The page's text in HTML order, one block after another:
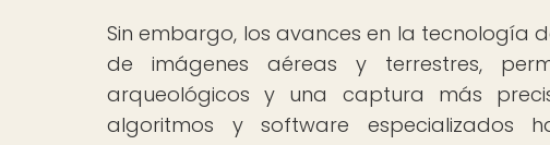
Sin embargo, los avances en la tecnología
de imágenes aéreas y terrestres,
arqueológicos y una captura más
algoritmos y software